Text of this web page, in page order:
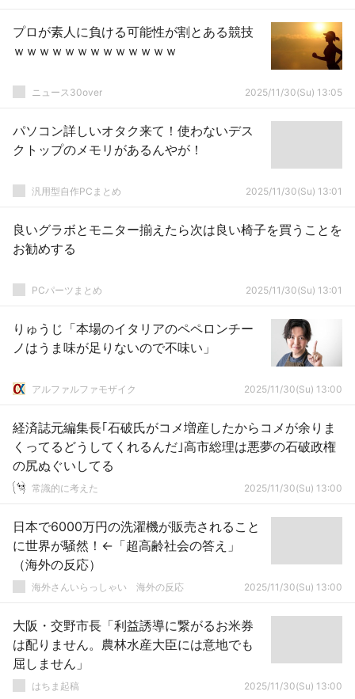
プロが素人に負ける可能性が割とある競技
ｗｗｗｗｗｗｗｗｗｗｗｗｗ
ニュース30over 2025/11/30(Su) 13:05
パソコン詳しいオタク来て！使わないデス
クトップのメモリがあるんやが！
汎用型自作PCまとめ 2025/11/30(Su) 13:01
良いグラボとモニター揃えたら次は良い椅子を買うことを
お勧めする
PCパーツまとめ 2025/11/30(Su) 13:01
りゅうじ「本場のイタリアのペペロンチー
ノはうま味が足りないので不味い」
アルファルファモザイク 2025/11/30(Su) 13:00
経済誌元編集長｢石破氏がコメ増産したからコメが余りま
くってるどうしてくれるんだ｣高市総理は悪夢の石破政権
の尻ぬぐいしてる
常識的に考えた 2025/11/30(Su) 13:00
日本で6000万円の洗濯機が販売されること
に世界が騒然！←「超高齢社会の答え」
（海外の反応）
海外さんいらっしゃい 海外の反応 2025/11/30(Su) 13:00
大阪・交野市長「利益誘導に繋がるお米券
は配りません。農林水産大臣には意地でも
屈しません」
はちま起稿 2025/11/30(Su) 13:00